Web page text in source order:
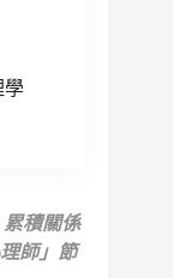
學
累積關係
師」節